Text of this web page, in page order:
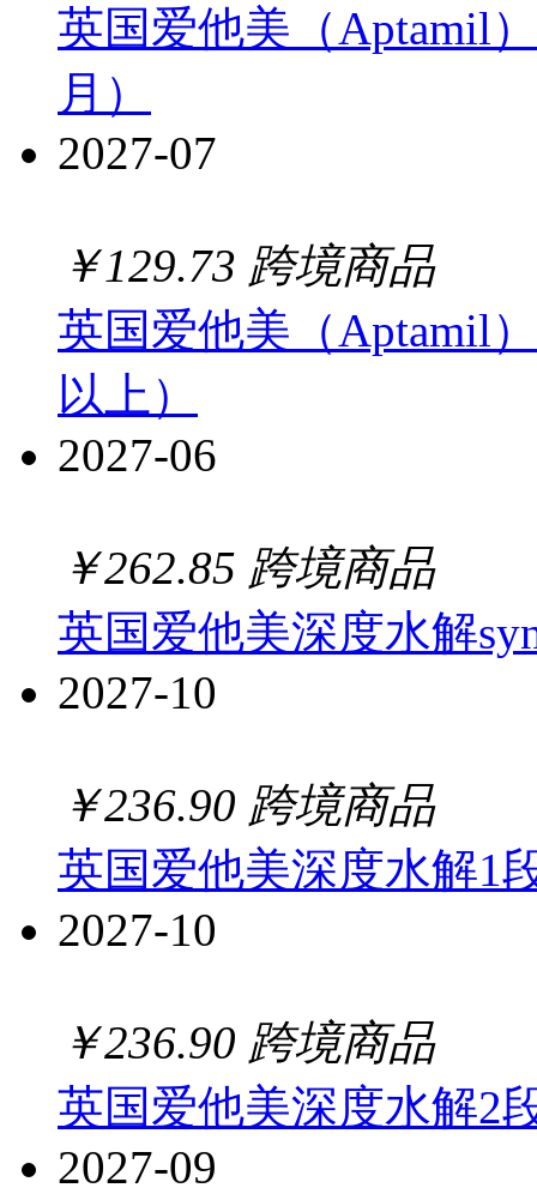
英国爱他美（Aptamil
月）
2027-07
￥129.73 跨境商品
英国爱他美（Aptamil
以上）
2027-06
￥262.85 跨境商品
英国爱他美深度水解
2027-10
￥236.90 跨境商品
英国爱他美深度水解1
2027-10
￥236.90 跨境商品
英国爱他美深度水解2
2027-09